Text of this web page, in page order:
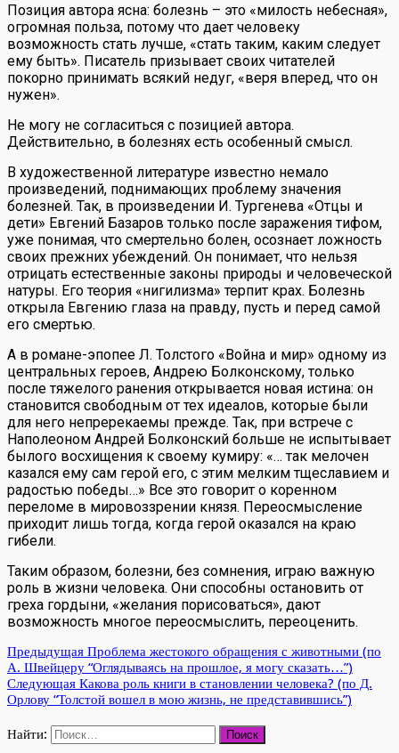
Позиция автора ясна: болезнь – это «милость небесная»,
огромная польза, потому что дает человеку
возможность стать лучше, «стать таким, каким следует
ему быть». Писатель призывает своих читателей
покорно принимать всякий недуг, «веря вперед, что он
нужен».
Не могу не согласиться с позицией автора.
Действительно, в болезнях есть особенный смысл.
В художественной литературе известно немало
произведений, поднимающих проблему значения
болезней. Так, в произведении И. Тургенева «Отцы и
дети» Евгений Базаров только после заражения тифом,
уже понимая, что смертельно болен, осознает ложность
своих прежних убеждений. Он понимает, что нельзя
отрицать естественные законы природы и человеческой
натуры. Его теория «нигилизма» терпит крах. Болезнь
открыла Евгению глаза на правду, пусть и перед самой
его смертью.
А в романе-эпопее Л. Толстого «Война и мир» одному из
центральных героев, Андрею Болконскому, только
после тяжелого ранения открывается новая истина: он
становится свободным от тех идеалов, которые были
для него непререкаемы прежде. Так, при встрече с
Наполеоном Андрей Болконский больше не испытывает
былого восхищения к своему кумиру: «… так мелочен
казался ему сам герой его, с этим мелким тщеславием и
радостью победы…» Все это говорит о коренном
переломе в мировоззрении князя. Переосмысление
приходит лишь тогда, когда герой оказался на краю
гибели.
Таким образом, болезни, без сомнения, играю важную
роль в жизни человека. Они способны остановить от
греха гордыни, «желания порисоваться», дают
возможность многое переосмыслить, переоценить.
Предыдущая Проблема жестокого обращения с животными (по
А. Швейцеру “Оглядываясь на прошлое, я могу сказать…”)
Следующая Какова роль книги в становлении человека? (по Д.
Орлову “Толстой вошел в мою жизнь, не представившись”)
Найти: